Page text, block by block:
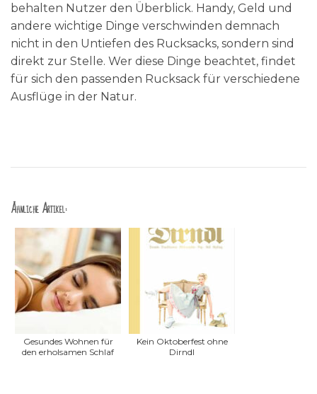
behalten Nutzer den Überblick. Handy, Geld und
andere wichtige Dinge verschwinden demnach
nicht in den Untiefen des Rucksacks, sondern sind
direkt zur Stelle. Wer diese Dinge beachtet, findet
für sich den passenden Rucksack für verschiedene
Ausflüge in der Natur.
Ähnliche Artikel:
Gesundes Wohnen für
den erholsamen Schlaf
Kein Oktoberfest ohne
Dirndl